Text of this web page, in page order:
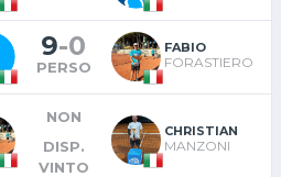
9-0
PERSO
FABIO
FORASTIERO
NON
DISP.
VINTO
CHRISTIAN
MANZONI